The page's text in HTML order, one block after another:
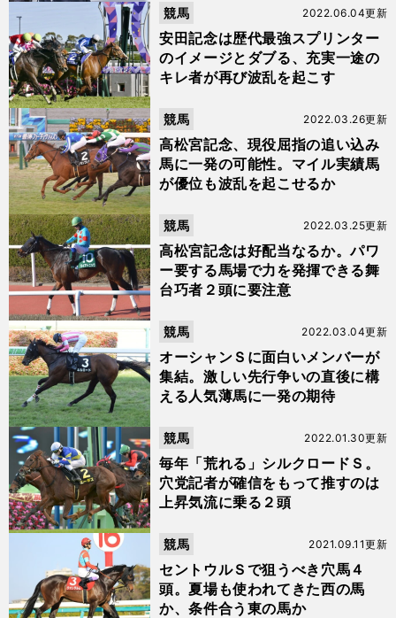
安田記念は歴代最強スプリンター
のイメージとダブる、充実一途の
キレ者が再び波乱を起こす
2022.06.04更新
競馬
高松宮記念、現役屈指の追い込み
馬に一発の可能性。マイル実績馬
が優位も波乱を起こせるか
2022.03.26更新
競馬
高松宮記念は好配当なるか。パワ
ー要する馬場で力を発揮できる舞
台巧者２頭に要注意
2022.03.25更新
競馬
オーシャンＳに面白いメンバーが
集結。激しい先行争いの直後に構
える人気薄馬に一発の期待
2022.03.04更新
競馬
毎年「荒れる」シルクロードＳ。
穴党記者が確信をもって推すのは
上昇気流に乗る２頭
2022.01.30更新
競馬
セントウルＳで狙うべき穴馬４
頭。夏場も使われてきた西の馬
か、条件合う東の馬か
2021.09.11更新
競馬